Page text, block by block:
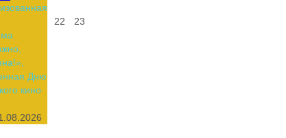
Дню
кино
22 23